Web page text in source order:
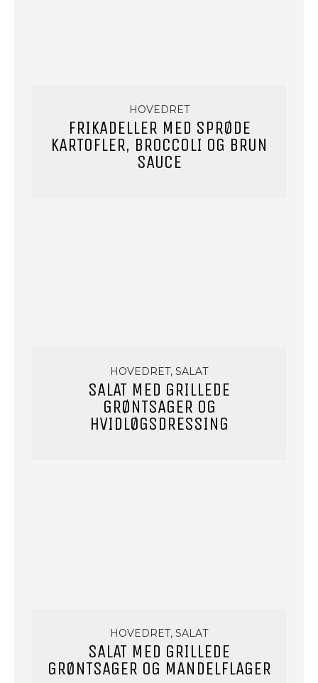
HOVEDRET
FRIKADELLER MED SPRØDE
KARTOFLER, BROCCOLI OG BRUN
SAUCE
HOVEDRET, SALAT
SALAT MED GRILLEDE
GRØNTSAGER OG
HVIDLØGSDRESSING
HOVEDRET, SALAT
SALAT MED GRILLEDE
GRØNTSAGER OG MANDELFLAGER